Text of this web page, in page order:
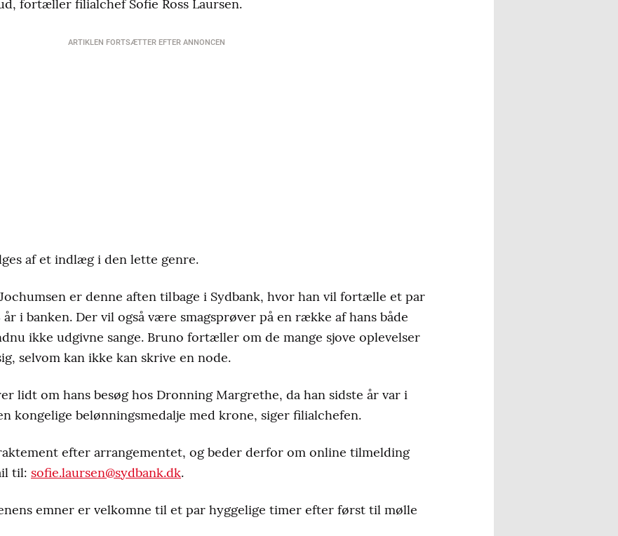
fortæller filialchef Sofie Ross Laursen.
ARTIKLEN FORTSÆTTER EFTER ANNONCEN
af et indlæg i den lette genre.
er denne aften tilbage i Sydbank, hvor han vil fortælle et par
i banken. Der vil også være smagsprøver på en række af hans både
ikke udgivne sange. Bruno fortæller om de mange sjove oplevelser
selvom kan ikke kan skrive en node.
lidt om hans besøg hos Dronning Margrethe, da han sidste år var i
kongelige belønningsmedalje med krone, siger filialchefen.
efter arrangementet, og beder derfor om online tilmelding
til: sofie.laursen@sydbank.dk.
emner er velkomne til et par hyggelige timer efter først til mølle